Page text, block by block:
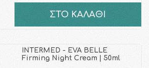
ΣΤΟ ΚΑΛΑΘΙ
INTERMED - EVA BELLE
Firming Night Cream | 50ml